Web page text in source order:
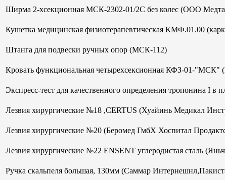
Ширма 2-хсекционная МСК-2302-01/2С без колес (ООО
Кушетка медицинская физиотерапевтическая КМФ.01.00
Штанга для подвески ручных опор (МСК-112)
Кровать функциональная четырехсексионная КФЗ-01-
Экспресс-тест для качественного определения тропонина I
Лезвия хирургические №18 ,CERTUS (Хуайинь Медикал
Лезвия хирургические №20 (Беромед ГмбХ Хоспитал
Лезвия хирургические №22 ENSENT углеродистая сталь
Ручка скальпеля большая, 130мм (Саммар